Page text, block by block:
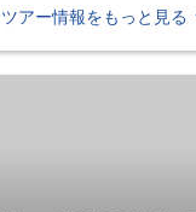
ツアー情報をもっと見る